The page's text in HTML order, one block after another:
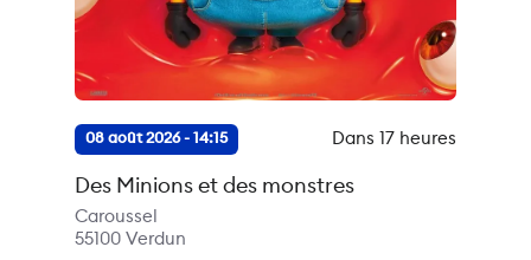
08 août 2026 - 14:15 Dans 17 heures
Des Minions et des monstres
Caroussel
55100 Verdun